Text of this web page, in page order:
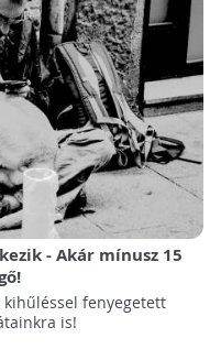
- Akár mínusz 15
fenyegetett
is!